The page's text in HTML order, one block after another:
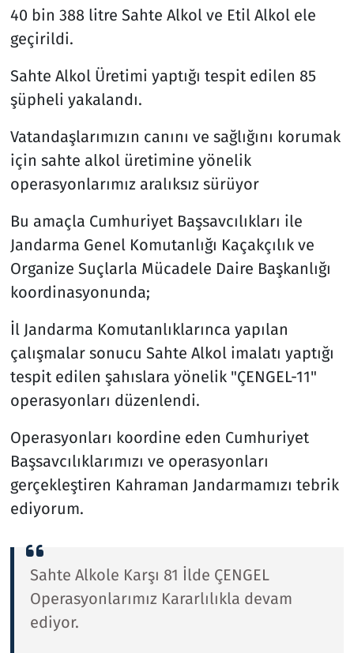
40 bin 388 litre Sahte Alkol ve Etil Alkol ele
geçirildi.
Sahte Alkol Üretimi yaptığı tespit edilen 85
şüpheli yakalandı.
Vatandaşlarımızın canını ve sağlığını korumak
için sahte alkol üretimine yönelik
operasyonlarımız aralıksız sürüyor
Bu amaçla Cumhuriyet Başsavcılıkları ile
Jandarma Genel Komutanlığı Kaçakçılık ve
Organize Suçlarla Mücadele Daire Başkanlığı
koordinasyonunda;
İl Jandarma Komutanlıklarınca yapılan
çalışmalar sonucu Sahte Alkol imalatı yaptığı
tespit edilen şahıslara yönelik "ÇENGEL-11"
operasyonları düzenlendi.
Operasyonları koordine eden Cumhuriyet
Başsavcılıklarımızı ve operasyonları
gerçekleştiren Kahraman Jandarmamızı tebrik
ediyorum.
Sahte Alkole Karşı 81 İlde ÇENGEL
Operasyonlarımız Kararlılıkla devam
ediyor.